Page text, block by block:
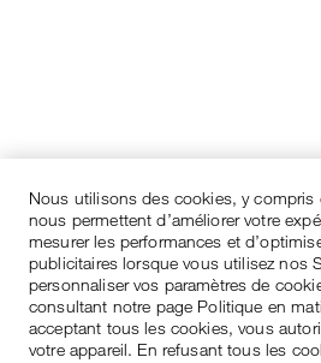
Nous utilisons des cookies, y compris
nous permettent d’améliorer votre
mesurer les performances et
publicitaires lorsque vous utilisez nos
personnaliser vos paramètres de
consultant notre page Politique en
acceptant tous les cookies, vous
votre appareil. En refusant tous les